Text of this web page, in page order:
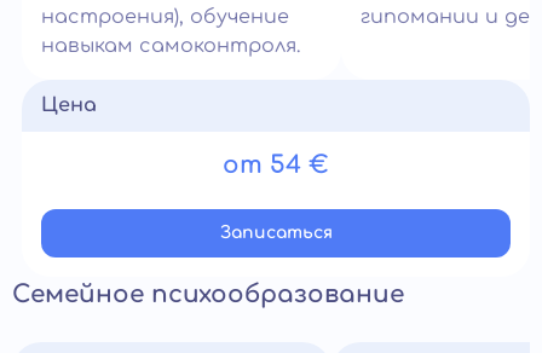
настроения), обучение
навыкам самоконтроля.
гипомании и
Цена
от 54 €
Записатьcя
Семейное психообразование